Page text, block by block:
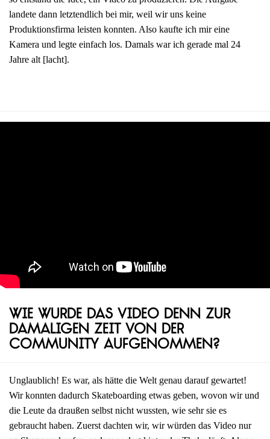
landete dann letztendlich bei mir, weil wir uns keine
Produktionsfirma leisten konnten. Also kaufte ich mir eine
Kamera und legte einfach los. Damals war ich gerade mal 24
Jahre alt [lacht].
Wie wurde das Video denn zur
damaligen Zeit von der
Community aufgenommen?
Unglaublich! Es war, als hätte die Welt genau darauf gewartet!
Wir konnten dadurch Skateboarding etwas geben, wovon wir und
die Leute da draußen selbst nicht wussten, wie sehr sie es
gebraucht haben. Zuerst dachten wir, wir würden das Video nur